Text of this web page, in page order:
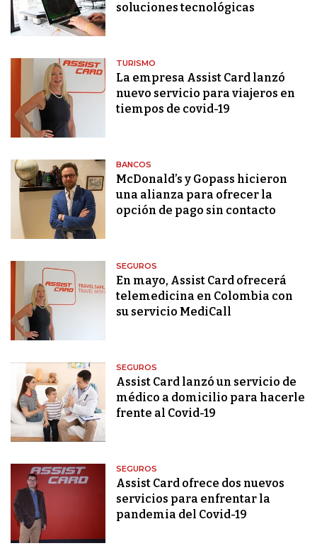
soluciones tecnológicas
TURISMO
La empresa Assist Card lanzó
nuevo servicio para viajeros en
tiempos de covid-19
BANCOS
McDonald’s y Gopass hicieron
una alianza para ofrecer la
opción de pago sin contacto
SEGUROS
En mayo, Assist Card ofrecerá
telemedicina en Colombia con
su servicio MediCall
SEGUROS
Assist Card lanzó un servicio de
médico a domicilio para hacerle
frente al Covid-19
SEGUROS
Assist Card ofrece dos nuevos
servicios para enfrentar la
pandemia del Covid-19